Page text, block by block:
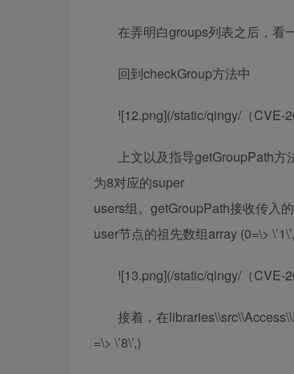
在弄明白groups列表之后，看
回到checkGroup方法中
![12.png](/static/qingy/（CVE-
上文以及指导getGroupPath
为8对应的super
users组。getGroupPath接收传入
user节点的祖先数组array (0=\> \’1\’,
![13.png](/static/qingy/（CVE-
接着，在
=\> \’8\’,)